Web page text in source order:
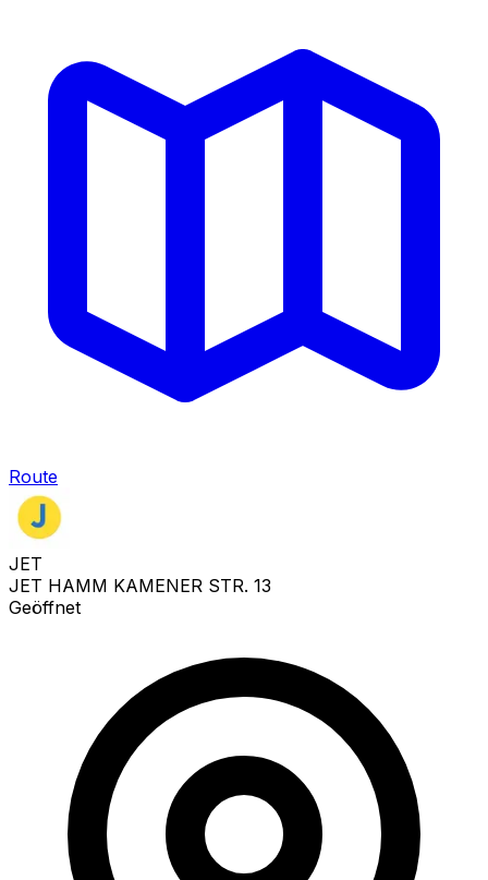
Route
JET
JET HAMM KAMENER STR. 13
Geöffnet